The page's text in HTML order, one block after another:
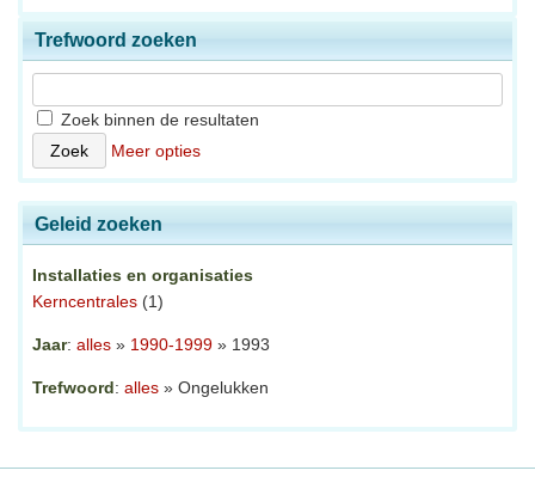
Trefwoord zoeken
Zoek binnen de resultaten
Meer opties
Geleid zoeken
Installaties en organisaties
Kerncentrales (1)
Jaar: alles » 1990-1999 » 1993
Trefwoord: alles » Ongelukken